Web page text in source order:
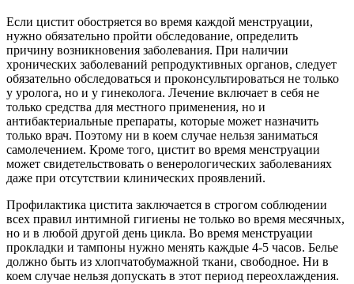
Если цистит обостряется во время каждой менструации,
нужно обязательно пройти обследование, определить
причину возникновения заболевания. При наличии
хронических заболеваний репродуктивных органов, следует
обязательно обследоваться и проконсультироваться не только
у уролога, но и у гинеколога. Лечение включает в себя не
только средства для местного применения, но и
антибактериальные препараты, которые может назначить
только врач. Поэтому ни в коем случае нельзя заниматься
самолечением. Кроме того, цистит во время менструации
может свидетельствовать о венерологических заболеваниях
даже при отсутствии клинических проявлений.
Профилактика цистита заключается в строгом соблюдении
всех правил интимной гигиены не только во время месячных,
но и в любой другой день цикла. Во время менструации
прокладки и тампоны нужно менять каждые 4-5 часов. Белье
должно быть из хлопчатобумажной ткани, свободное. Ни в
коем случае нельзя допускать в этот период переохлаждения.